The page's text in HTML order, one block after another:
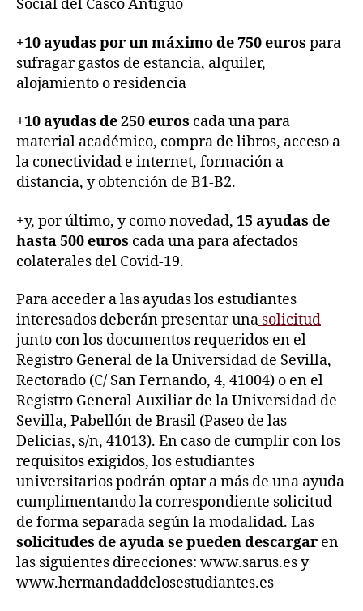
Social del Casco Antiguo
+10 ayudas por un máximo de 750 euros para
sufragar gastos de estancia, alquiler,
alojamiento o residencia
+10 ayudas de 250 euros cada una para
material académico, compra de libros, acceso a
la conectividad e internet, formación a
distancia, y obtención de B1-B2.
+y, por último, y como novedad, 15 ayudas de
hasta 500 euros cada una para afectados
colaterales del Covid-19.
Para acceder a las ayudas los estudiantes
interesados deberán presentar una solicitud
junto con los documentos requeridos en el
Registro General de la Universidad de Sevilla,
Rectorado (C/ San Fernando, 4, 41004) o en el
Registro General Auxiliar de la Universidad de
Sevilla, Pabellón de Brasil (Paseo de las
Delicias, s/n, 41013). En caso de cumplir con los
requisitos exigidos, los estudiantes
universitarios podrán optar a más de una ayuda
cumplimentando la correspondiente solicitud
de forma separada según la modalidad. Las
solicitudes de ayuda se pueden descargar en
las siguientes direcciones: www.sarus.es y
www.hermandaddelosestudiantes.es